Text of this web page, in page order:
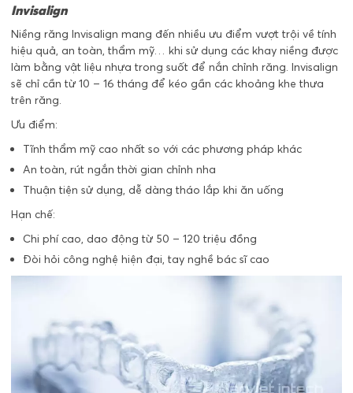
Invisalign
Niềng răng Invisalign mang đến nhiều ưu điểm vượt trội về tính
hiệu quả, an toàn, thẩm mỹ… khi sử dụng các khay niềng được
làm bằng vật liệu nhựa trong suốt để nắn chỉnh răng. Invisalign
sẽ chỉ cần từ 10 – 16 tháng để kéo gần các khoảng khe thưa
trên răng.
Ưu điểm:
Tĩnh thẩm mỹ cao nhất so với các phương pháp khác
An toàn, rút ngắn thời gian chỉnh nha
Thuận tiện sử dụng, dễ dàng tháo lắp khi ăn uống
Hạn chế:
Chi phí cao, dao động từ 50 – 120 triệu đồng
Đòi hỏi công nghệ hiện đại, tay nghề bác sĩ cao